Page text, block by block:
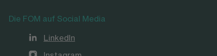
Die FOM auf Social Media
LinkedIn